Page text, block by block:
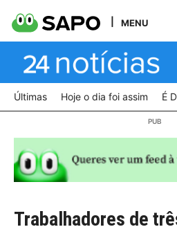
MENU
Últimas Hoje o dia foi assim É
Trabalhadores de